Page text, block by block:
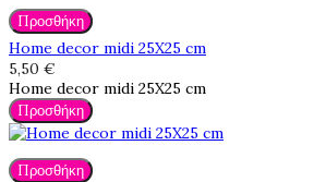
Προσθήκη
Home decor midi 25X25 cm
5,50 €
Home decor midi 25X25 cm
Προσθήκη
Προσθήκη